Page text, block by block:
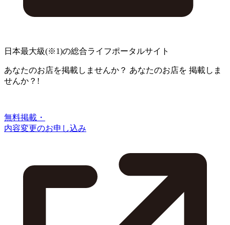
日本最大級(※1)の総合ライフポータルサイト
あなたのお店を掲載しませんか？ あなたのお店を 掲載しま
せんか？!
無料掲載・
内容変更のお申し込み